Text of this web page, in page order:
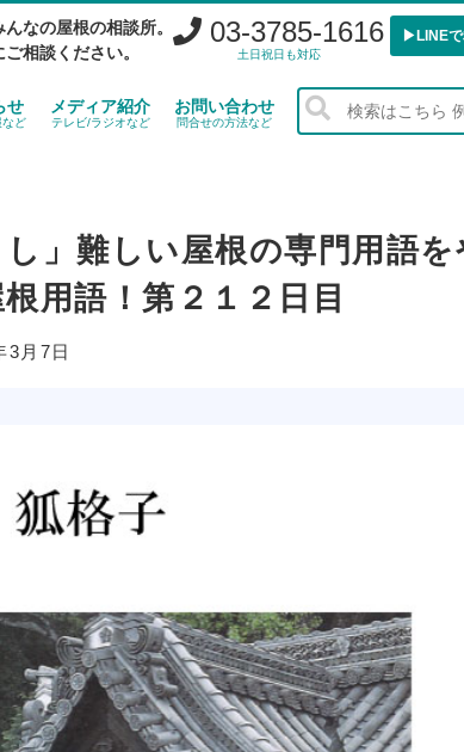
なの屋根の相談所。
相談ください。
03-3785-1616
土日祝日も対応
▶︎LINEで
せ
など
メディア紹介
テレビ/ラジオなど
お問い合わせ
問合せの方法など
」難しい屋根の専門用語を
用語！第２１２日目
3月7日